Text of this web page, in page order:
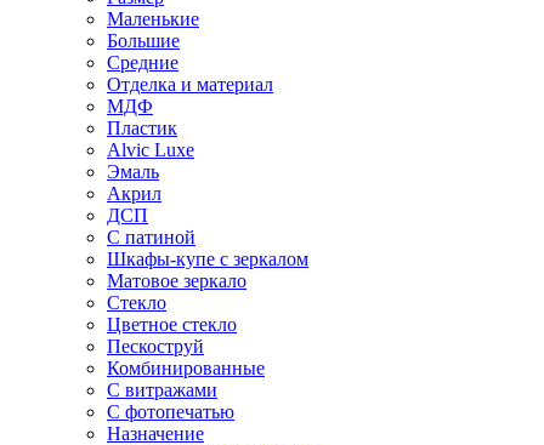
Маленькие
Большие
Средние
Отделка и материал
МДФ
Пластик
Alvic Luxe
Эмаль
Акрил
ДСП
С патиной
Шкафы-купе с зеркалом
Матовое зеркало
Стекло
Цветное стекло
Пескоструй
Комбинированные
С витражами
С фотопечатью
Назначение